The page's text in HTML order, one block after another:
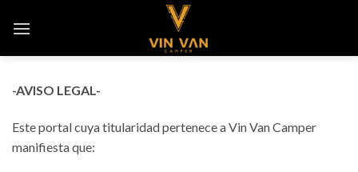
-AVISO LEGAL-
Este portal cuya titularidad pertenece a Vin Van Camper
manifiesta que: